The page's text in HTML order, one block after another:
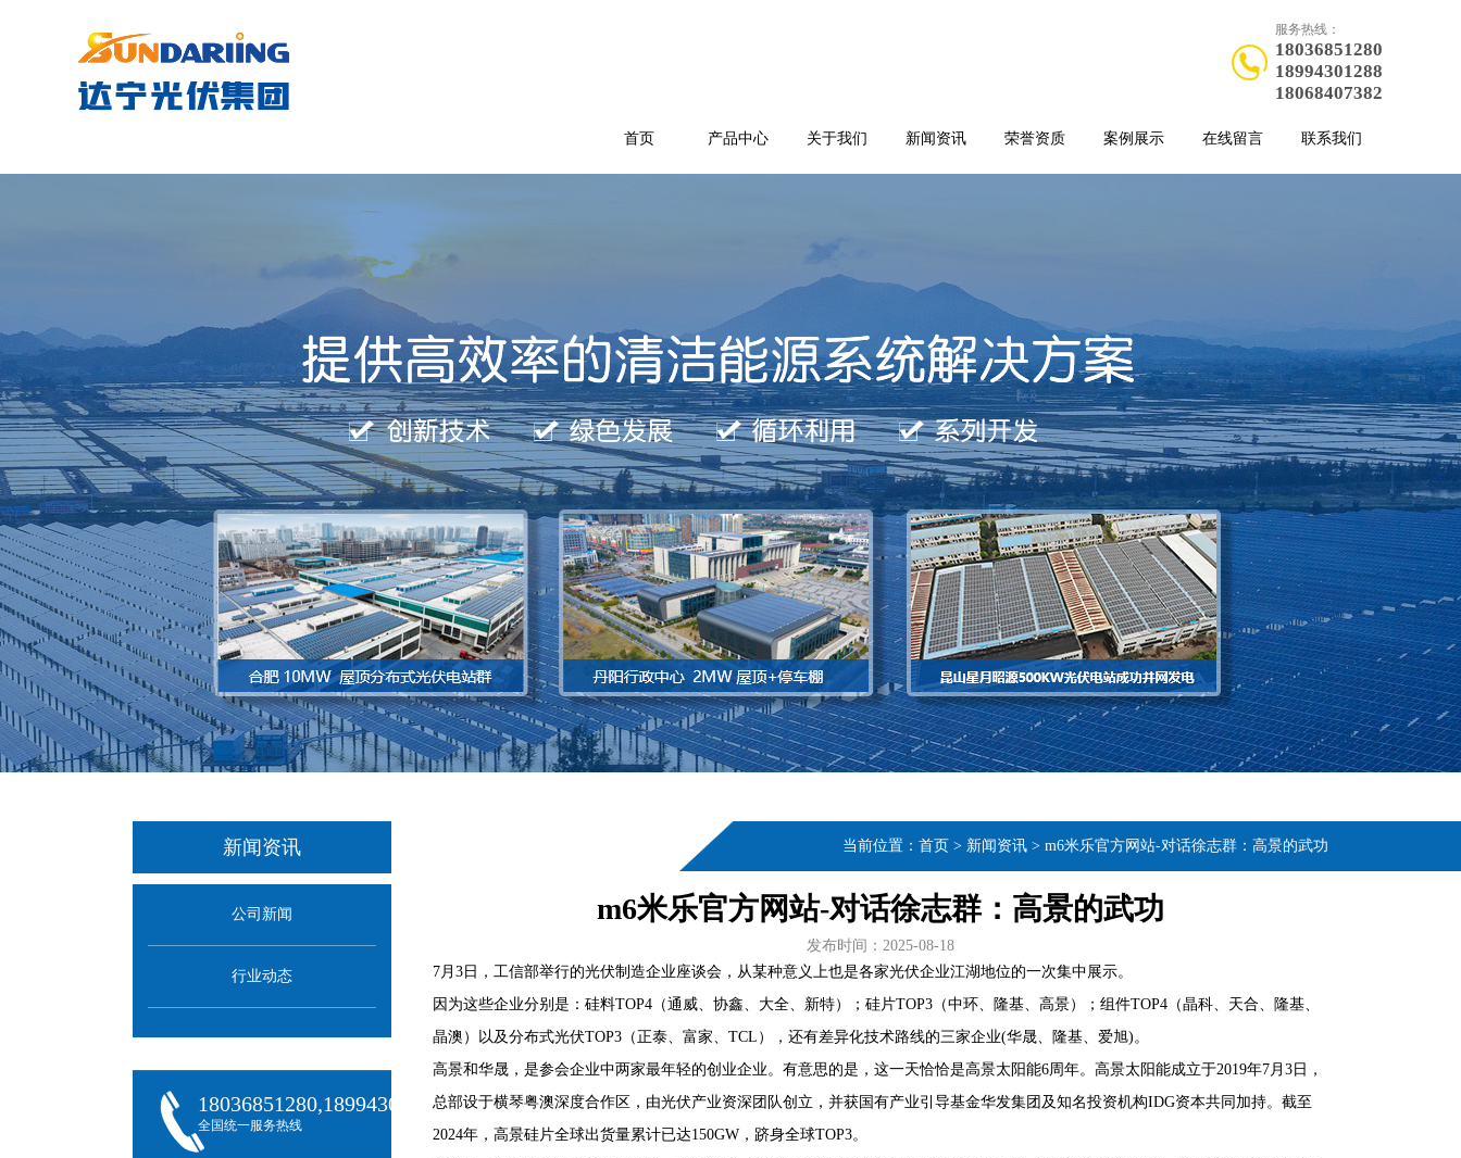
服务热线：
18036851280
18994301288
18068407382
首页 产品中心 关于我们 新闻资讯 荣誉资质 案例展示 在线留言 联系我们
新闻资讯
公司新闻
行业动态
18036851280,18994301288,18068407382
全国统一服务热线
当前位置： 首页 > 新闻资讯 > m6米乐官方网站-对话徐志群：高景的武功
m6米乐官方网站-对话徐志群：高景的武功
发布时间：2025-08-18
7月3日，工信部举行的光伏制造企业座谈会，从某种意义上也是各家光伏企业江湖地位的一次集中展示。
因为这些企业分别是：硅料TOP4（通威、协鑫、大全、新特）；硅片TOP3（中环、隆基、高景）；组件TOP4（晶科、天合、隆基、
晶澳）以及分布式光伏TOP3（正泰、富家、TCL），还有差异化技术路线的三家企业(华晟、隆基、爱旭)。
高景和华晟，是参会企业中两家最年轻的创业企业。有意思的是，这一天恰恰是高景太阳能6周年。高景太阳能成立于2019年7月3日，
总部设于横琴粤澳深度合作区，由光伏产业资深团队创立，并获国有产业引导基金华发集团及知名投资机构IDG资本共同加持。截至
2024年，高景硅片全球出货量累计已达150GW，跻身全球TOP3。